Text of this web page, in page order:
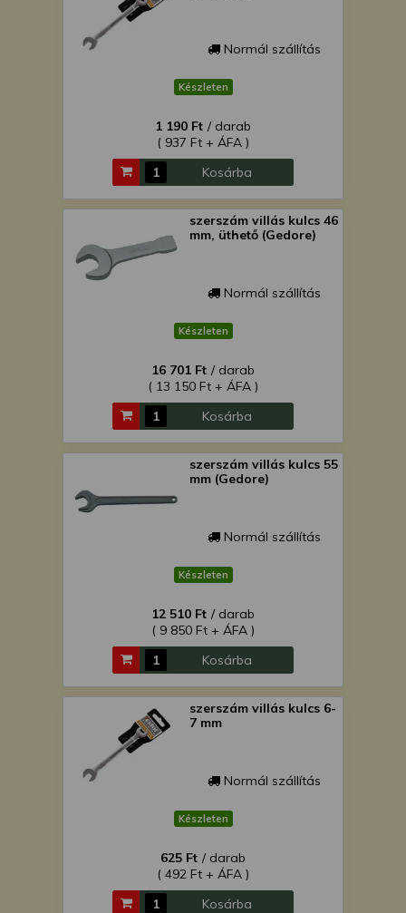
Normál szállítás
Készleten
1 190 Ft / darab
( 937 Ft + ÁFA )
Kosárba
szerszám villás kulcs 46
mm, üthető (Gedore)
Normál szállítás
Készleten
16 701 Ft / darab
( 13 150 Ft + ÁFA )
Kosárba
szerszám villás kulcs 55
mm (Gedore)
Normál szállítás
Készleten
12 510 Ft / darab
( 9 850 Ft + ÁFA )
Kosárba
szerszám villás kulcs 6-
7 mm
Normál szállítás
Készleten
625 Ft / darab
( 492 Ft + ÁFA )
Kosárba